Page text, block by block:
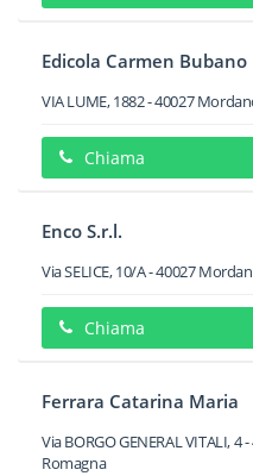
Edicola Carmen Bubano
VIA LUME, 1882-40027
Chiama
Enco S.r.l.
Via SELICE, 10/A-40027
Chiama
Ferrara Catarina Maria
Via BORGO GENERAL VITALI, 4-
Romagna